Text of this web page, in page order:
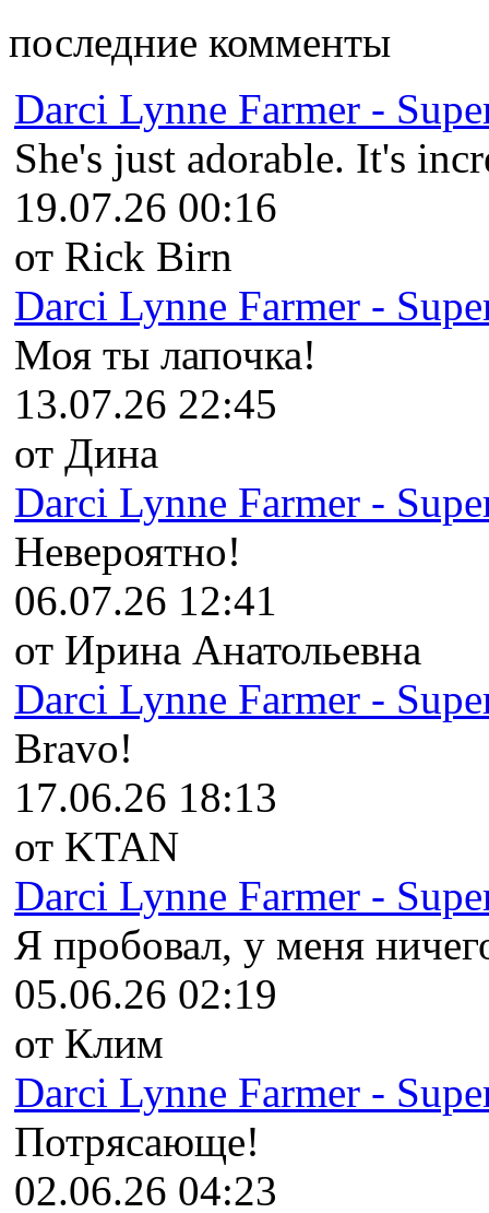
последние комменты
Darci Lynne Farmer -
She's just adorable. It's
19.07.26 00:16
от Rick Birn
Darci Lynne Farmer -
Моя ты лапочка!
13.07.26 22:45
от Дина
Darci Lynne Farmer -
Невероятно!
06.07.26 12:41
от Ирина Анатольевна
Darci Lynne Farmer -
Bravo!
17.06.26 18:13
от KTAN
Darci Lynne Farmer -
Я пробовал, у меня
05.06.26 02:19
от Клим
Darci Lynne Farmer -
Потрясающе!
02.06.26 04:23